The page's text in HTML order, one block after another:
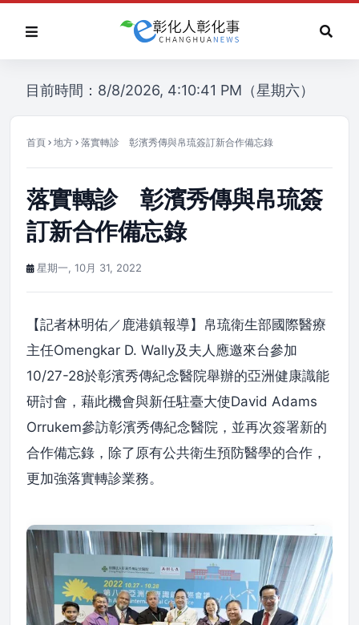
目前時間：8/8/2026, 4:10:41 PM（星期六）
首頁 地方 落實轉診 彰濱秀傳與帛琉簽訂新合作備忘錄
落實轉診 彰濱秀傳與帛琉簽
訂新合作備忘錄
星期一, 10月 31, 2022
【記者林明佑／鹿港鎮報導】帛琉衛生部國際醫療
主任Omengkar D. Wally及夫人應邀來台參加
10/27-28於彰濱秀傳紀念醫院舉辦的亞洲健康識能
研討會，藉此機會與新任駐臺大使David Adams
Orrukem參訪彰濱秀傳紀念醫院，並再次簽署新的
合作備忘錄，除了原有公共衛生預防醫學的合作，
更加強落實轉診業務。